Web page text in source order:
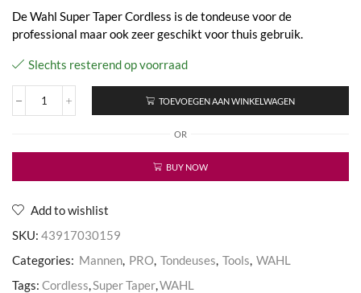
De Wahl Super Taper Cordless is de tondeuse voor de
professional maar ook zeer geschikt voor thuis gebruik.
Slechts resterend op voorraad
Cordless
aantal
TOEVOEGEN AAN WINKELWAGEN
OR
BUY NOW
Add to wishlist
SKU: 43917030159
Categories: Mannen, PRO, Tondeuses, Tools, WAHL
Tags: Cordless,Super Taper,WAHL